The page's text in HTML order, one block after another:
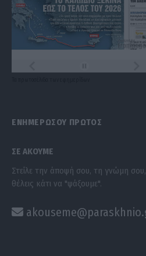
ΕΝΗΜΕΡΩΣΟΥ ΠΡΩΤΟΣ
ΣΕ ΑΚΟΥΜΕ
Στείλε την άποψή σου, τη γνώμη
θέλεις κάτι να "ψάξουμε".